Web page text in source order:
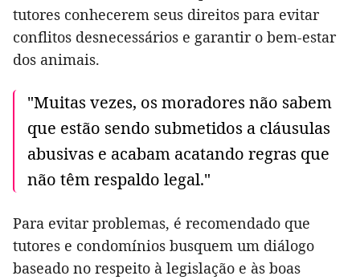
tutores conhecerem seus direitos para evitar
conflitos desnecessários e garantir o bem-estar
dos animais.
"Muitas vezes, os moradores não sabem
que estão sendo submetidos a cláusulas
abusivas e acabam acatando regras que
não têm respaldo legal."
Para evitar problemas, é recomendado que
tutores e condomínios busquem um diálogo
baseado no respeito à legislação e às boas